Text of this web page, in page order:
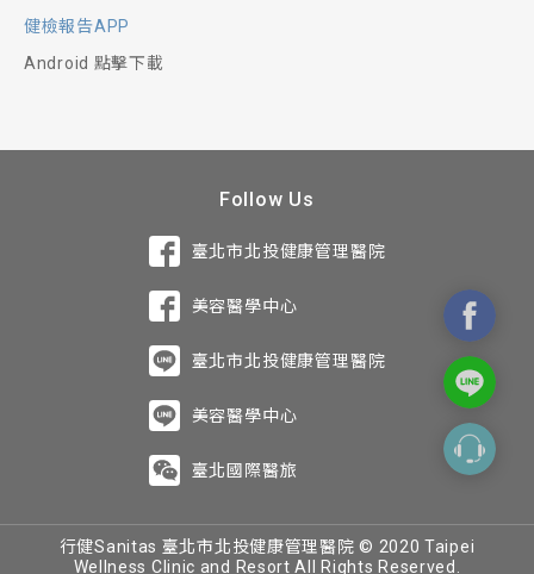
健檢報告APP
Android 點擊下載
Follow Us
臺北市北投健康管理醫院
美容醫學中心
臺北市北投健康管理醫院
美容醫學中心
臺北國際醫旅
行健Sanitas 臺北市北投健康管理醫院 © 2020 Taipei
Wellness Clinic and Resort All Rights Reserved.